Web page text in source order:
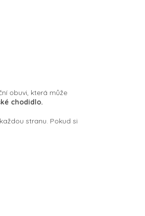
obuvi, která může
chodidlo.
stranu. Pokud si